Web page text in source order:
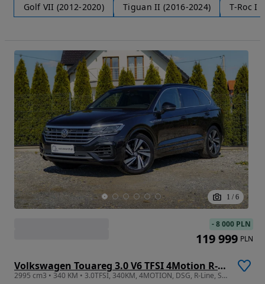
Golf VII (2012-2020) Tiguan II (2016-2024) T-Roc I
1 / 6
Volkswagen Touareg 3.0 V6 TFSI 4Motion R-Line
2995 cm3 • 340 KM • 3.0TFSI, 340KM, 4MOTION, DSG, R-Line, SalonPL, I Wł, Bezwypadkowy, ASO
-8 000 PLN
119 999 PLN